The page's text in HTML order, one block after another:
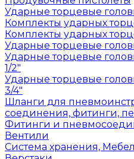
Ударные торцевые
Комплекты ударных
Комплекты ударных
Ударные торцевые
Ударные торцевые
1/2"
Ударные торцевые
3/4"
Шланги для
соединения, фитинги,
Фитинги и
Вентили
Система хранения,